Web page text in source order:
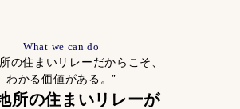
What we can do
の住まいリレーだからこそ、
わかる価値がある。”
所の住まいリレーが